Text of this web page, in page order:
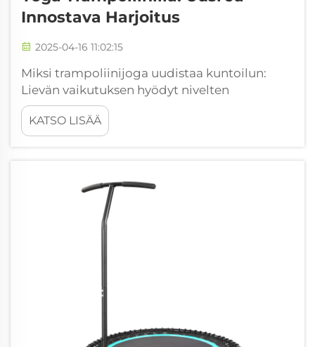
Innostava Harjoitus
2025-04-16 11:02:15
Miksi trampoliinijoga uudistaa kuntoilun:
Lievän vaikutuksen hyödyt nivelten
terveydelle Trampoliinijoga on käytännössä
treeni, joka ei rasita kehoa paljon, varsinkaan
kun pomppiva pinta keventää niiden kipujen
KATSO LISÄÄ